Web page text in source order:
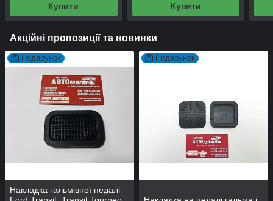
Купити Купити
Акційні пропозиції та новинки
Подарунок
Накладка гальмівної педалі
Подарунок